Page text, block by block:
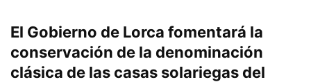
El Gobierno de Lorca fomentará la
conservación de la denominación
clásica de las casas solariegas del